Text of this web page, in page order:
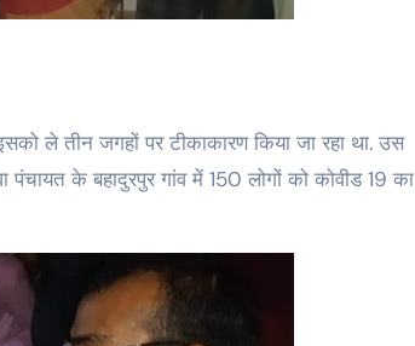
ले तीन जगहों पर टीकाकारण किया जा रहा था. उस
के बहादुरपुर गांव में 150 लोगों को कोवीड 19 का